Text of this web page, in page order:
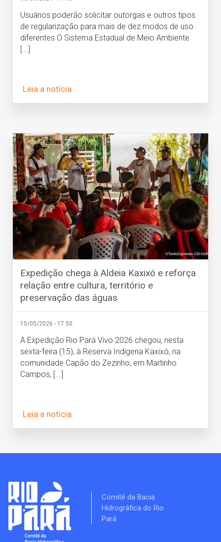
Usuários poderão solicitar outorgas e outros tipos
de regularização para mais de dez modos de uso
diferentes O Sistema Estadual de Meio Ambiente
[...]
Leia a notícia
Expedição chega à Aldeia Kaxixó e reforça
relação entre cultura, território e
preservação das águas
15/05/2026 - 17:50
A Expedição Rio Pará Vivo 2026 chegou, nesta
sexta-feira (15), à Reserva Indígena Kaxixó, na
comunidade Capão do Zezinho, em Martinho
Campos, [...]
Leia a notícia
Comitê da Bacia
Hidrográfica do Rio
Pará